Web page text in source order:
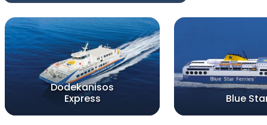
Dodekanisos
Express
Blue